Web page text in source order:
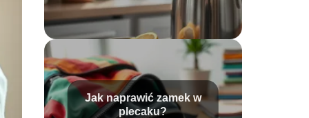
Jak naprawić zamek w
plecaku?